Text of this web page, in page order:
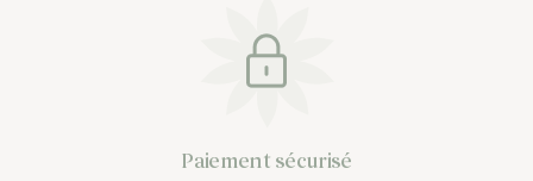
Paiement sécurisé